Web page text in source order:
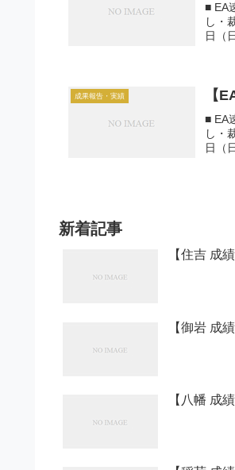
■ EA
し・
日（
成果報告・実績 【
■ EA
し・
日（
新着記事
【住吉 成
【御岩 成
【八幡 成